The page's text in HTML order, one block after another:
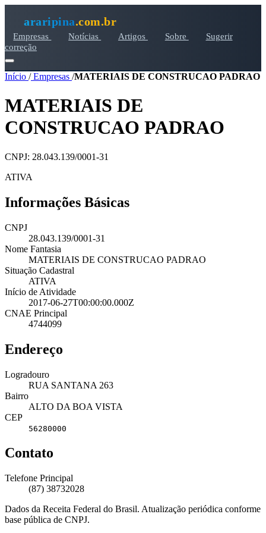
araripina.com.br
Empresas Notícias Artigos Sobre
Sugerir
correção
Início /Empresas /MATERIAIS DE CONSTRUCAO PADRAO
MATERIAIS DE
CONSTRUCAO PADRAO
CNPJ: 28.043.139/0001-31
ATIVA
Informações Básicas
CNPJ
28.043.139/0001-31
Nome Fantasia
MATERIAIS DE CONSTRUCAO PADRAO
Situação Cadastral
ATIVA
Início de Atividade
2017-06-27T00:00:00.000Z
CNAE Principal
4744099
Endereço
Logradouro
RUA SANTANA 263
Bairro
ALTO DA BOA VISTA
CEP
56280000
Contato
Telefone Principal
(87) 38732028
Dados da Receita Federal do Brasil. Atualização periódica conforme
base pública de CNPJ.